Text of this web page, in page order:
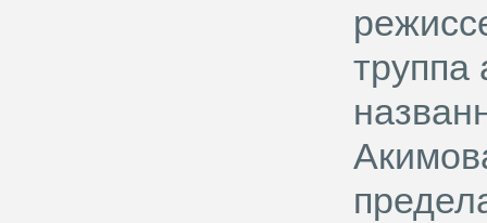
труппа